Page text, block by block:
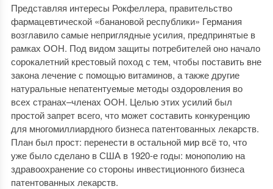
Представляя интересы Рокфеллера, правительство
фармацевтической «банановой республики» Германия
возглавило самые неприглядные усилия, предпринятые в
рамках ООН. Под видом защиты потребителей оно начало
сорокалетний крестовый поход с тем, чтобы поставить вне
закона лечение с помощью витаминов, а также другие
натуральные непатентуемые методы оздоровления во
всех странах–членах ООН. Целью этих усилий был
простой запрет всего, что может составить конкуренцию
для многомиллиардного бизнеса патентованных лекарств.
План был прост: перенести в остальной мир всё то, что
уже было сделано в США в 1920-е годы: монополию на
здравоохранение со стороны инвестиционного бизнеса
патентованных лекарств.